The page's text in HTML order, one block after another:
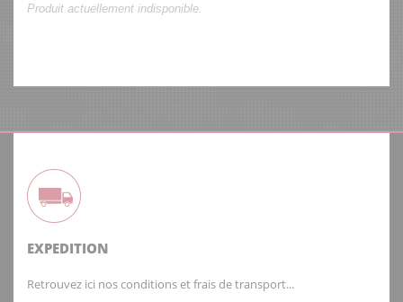
Produit actuellement indisponible.
EXPEDITION
Retrouvez ici nos conditions et frais de transport...